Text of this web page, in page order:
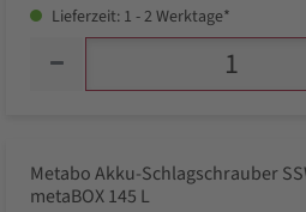
Lieferzeit: 1 - 2 Werktage*
Metabo Akku-Schlagschrauber
metaBOX 145 L